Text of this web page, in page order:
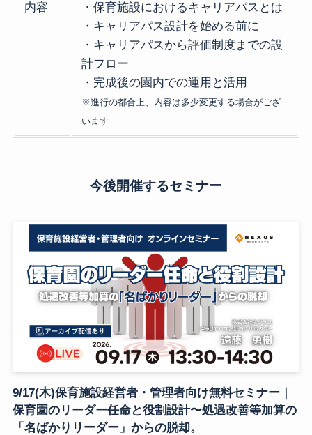
内容
・保育施設におけるキャリアパスとは
・キャリアパス設計を始める前に
・キャリアパスから評価制度までの設
計フロー
・完成後の園内での運用と活用
※進行の都合上、内容は多少変更する場合がござ
います
今後開催するセミナー
9/17(木)保育施設経営者・管理者向け無料セミナー｜
保育園のリーダー任命と役割設計〜処遇改善等加算の
「名ばかりリーダー」からの脱却。